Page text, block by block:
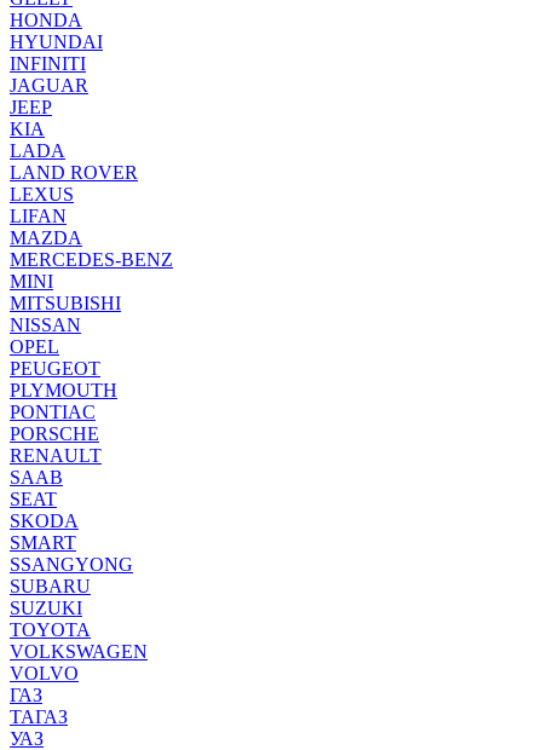
HONDA
HYUNDAI
INFINITI
JAGUAR
JEEP
KIA
LADA
LAND ROVER
LEXUS
LIFAN
MAZDA
MERCEDES-BENZ
MINI
MITSUBISHI
NISSAN
OPEL
PEUGEOT
PLYMOUTH
PONTIAC
PORSCHE
RENAULT
SAAB
SEAT
SKODA
SMART
SSANGYONG
SUBARU
SUZUKI
TOYOTA
VOLKSWAGEN
VOLVO
ГАЗ
ТАГАЗ
УАЗ